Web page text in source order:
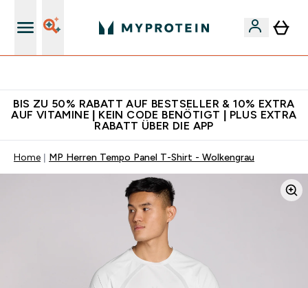
BIS ZU 50% RABATT AUF BESTSELLER & 10% EXTRA
AUF VITAMINE | KEIN CODE BENÖTIGT | PLUS EXTRA
RABATT ÜBER DIE APP
Home MP Herren Tempo Panel T-Shirt - Wolkengrau